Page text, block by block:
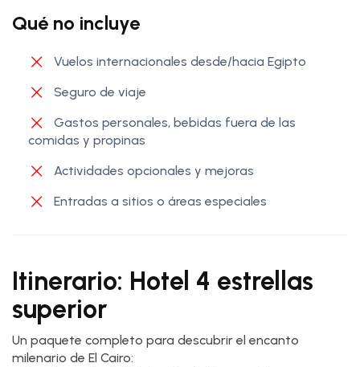
Qué no incluye
Vuelos internacionales desde/hacia Egipto
Seguro de viaje
Gastos personales, bebidas fuera de las
comidas y propinas
Actividades opcionales y mejoras
Entradas a sitios o áreas especiales
Itinerario: Hotel 4 estrellas
superior
Un paquete completo para descubrir el encanto
milenario de El Cairo: